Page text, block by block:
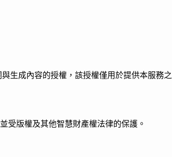
生成內容的授權，該授權僅用於提供本服務
受版權及其他智慧財產權法律的保護。